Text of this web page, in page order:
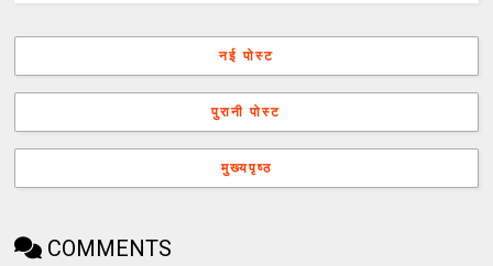
नई पोस्ट
पुरानी पोस्ट
मुख्यपृष्ठ
COMMENTS